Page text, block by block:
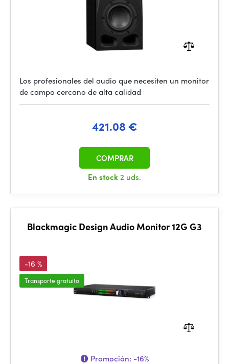
Los profesionales del audio que necesiten un monitor
de campo cercano de alta calidad
421.08 €
En stock2 uds.
COMPRAR
Blackmagic Design Audio Monitor 12G G3
-16 %
Transporte gratuito
Promoción: -16%